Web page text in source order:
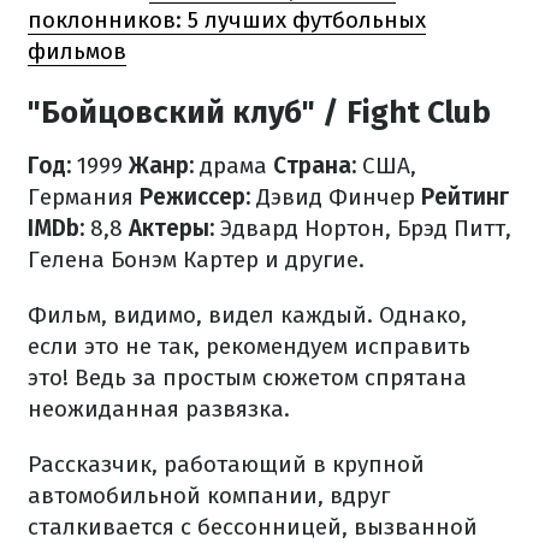
поклонников: 5 лучших футбольных
фильмов
"Бойцовский клуб" / Fight Club
Год: 1999 Жанр: драма Страна: США,
Германия Режиссер: Дэвид Финчер Рейтинг
IMDb: 8,8 Актеры: Эдвард Нортон, Брэд Питт,
Гелена Бонэм Картер и другие.
Фильм, видимо, видел каждый. Однако,
если это не так, рекомендуем исправить
это! Ведь за простым сюжетом спрятана
неожиданная развязка.
Рассказчик, работающий в крупной
автомобильной компании, вдруг
сталкивается с бессонницей, вызванной